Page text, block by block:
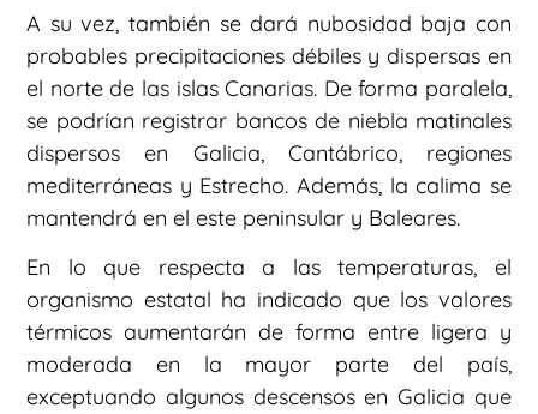
A su vez, también se dará nubosidad baja con
probables precipitaciones débiles y dispersas en
el norte de las islas Canarias. De forma paralela,
se podrían registrar bancos de niebla matinales
dispersos en Galicia, Cantábrico, regiones
mediterráneas y Estrecho. Además, la calima se
mantendrá en el este peninsular y Baleares.
En lo que respecta a las temperaturas, el
organismo estatal ha indicado que los valores
térmicos aumentarán de forma entre ligera y
moderada en la mayor parte del país,
exceptuando algunos descensos en Galicia que